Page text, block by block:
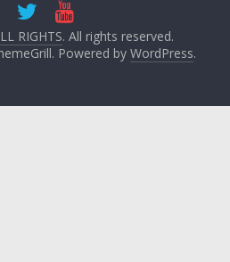
RIGHTS. All rights reserved.
Powered by WordPress.